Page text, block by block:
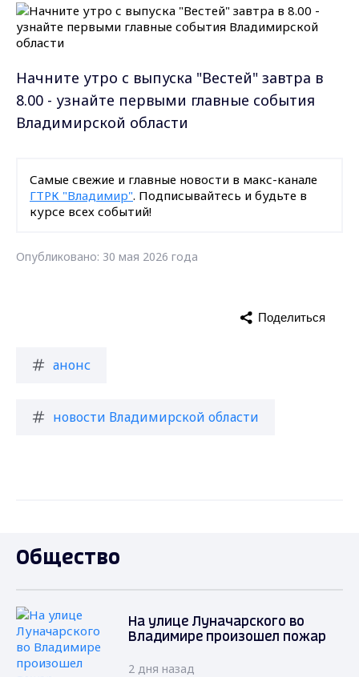
Начните утро с выпуска "Вестей" завтра в
8.00 - узнайте первыми главные события
Владимирской области
Самые свежие и главные новости в макс-канале
ГТРК "Владимир". Подписывайтесь и будьте в
курсе всех событий!
Опубликовано: 30 мая 2026 года
анонс
новости Владимирской области
Поделиться
Общество
На улице Луначарского во
Владимире произошел пожар
2 дня назад